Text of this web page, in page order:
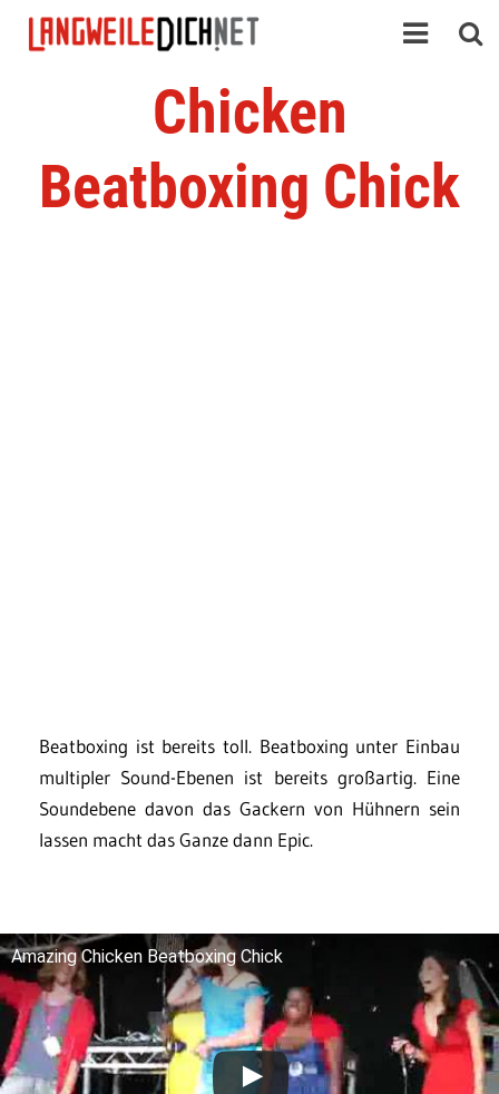
Chicken
Beatboxing Chick
Beatboxing ist bereits toll. Beatboxing unter Einbau
multipler Sound-Ebenen ist bereits großartig. Eine
Soundebene davon das Gackern von Hühnern sein
lassen macht das Ganze dann Epic.
Amazing Chicken Beatboxing Chick